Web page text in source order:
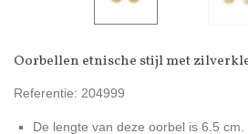
Oorbellen etnische stijl met
Referentie: 204999
De lengte van deze oorbel is 6.5 cm.